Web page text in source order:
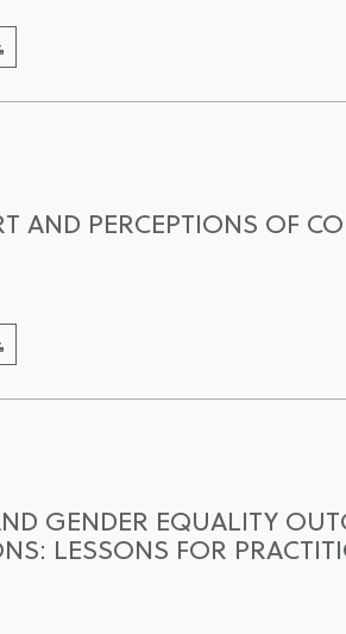
AND PERCEPTIONS OF
GENDER EQUALITY
LESSONS FOR